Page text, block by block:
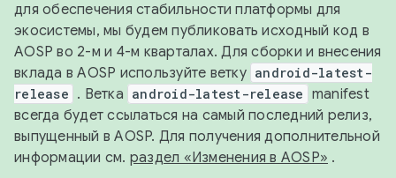
для обеспечения стабильности платформы для
экосистемы, мы будем публиковать исходный код в
AOSP во 2-м и 4-м кварталах. Для сборки и внесения
вклада в AOSP используйте ветку android-latest-
release . Ветка android-latest-release manifest
всегда будет ссылаться на самый последний релиз,
выпущенный в AOSP. Для получения дополнительной
информации см. раздел «Изменения в AOSP» .